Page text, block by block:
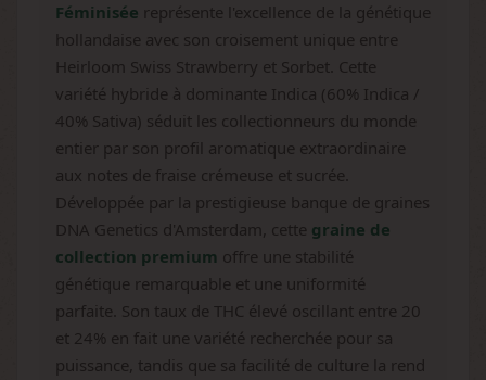
Féminisée représente l'excellence de la génétique
hollandaise avec son croisement unique entre
Heirloom Swiss Strawberry et Sorbet. Cette
variété hybride à dominante Indica (60% Indica /
40% Sativa) séduit les collectionneurs du monde
entier par son profil aromatique extraordinaire
aux notes de fraise crémeuse et sucrée.
Développée par la prestigieuse banque de graines
DNA Genetics d'Amsterdam, cette graine de
collection premium offre une stabilité
génétique remarquable et une uniformité
parfaite. Son taux de THC élevé oscillant entre 20
et 24% en fait une variété recherchée pour sa
puissance, tandis que sa facilité de culture la rend